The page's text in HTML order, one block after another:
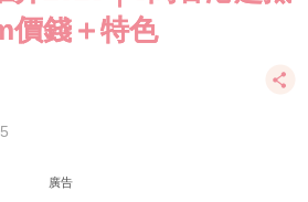
價錢＋特色
廣告